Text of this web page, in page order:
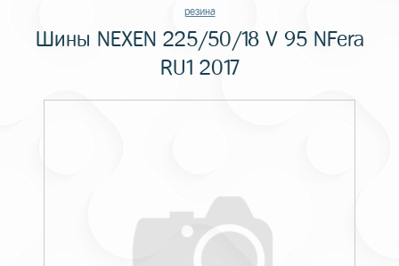
резина
Шины NEXEN 225/50/18 V 95 NFera
RU1 2017